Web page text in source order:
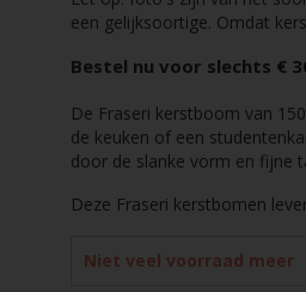
een gelijksoortige. Omdat
Bestel nu voor slechts €
De Fraseri kerstboom van
de keuken of een
door de slanke vorm en fijne
Deze Fraseri kerstbomen
Niet veel voorraad meer